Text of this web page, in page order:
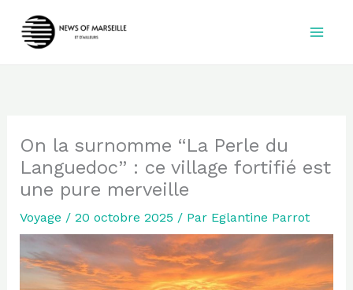
On la surnomme “La Perle du
Languedoc” : ce village fortifié est
une pure merveille
Voyage / 20 octobre 2025 / Par Eglantine Parrot